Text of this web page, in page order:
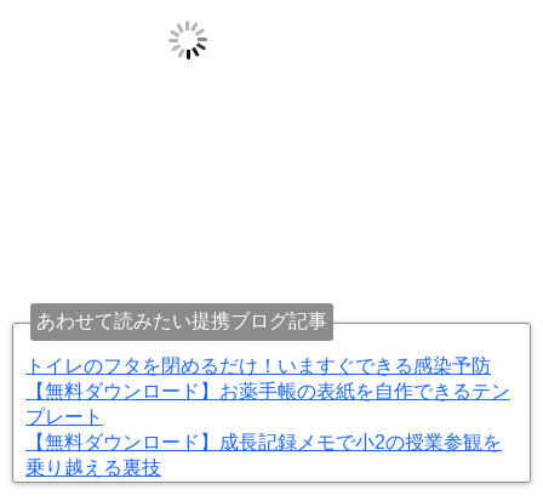
あわせて読みたい提携ブログ記事
トイレのフタを閉めるだけ！いますぐできる感染予防
【無料ダウンロード】お薬手帳の表紙を自作できるテン
プレート
【無料ダウンロード】成長記録メモで小2の授業参観を
乗り越える裏技